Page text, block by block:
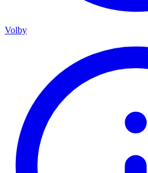
Volby